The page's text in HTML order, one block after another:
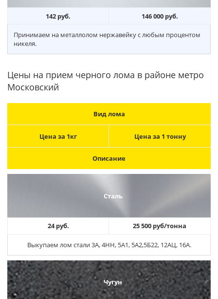
142 руб. 146 000 руб.
Принимаем на металлолом нержавейку с любым процентом
никеля.
Цены на прием черного лома в районе метро
Московский
Вид лома
Цена за 1кг Цена за 1 тонну
Описание
Сталь
24 руб. 25 500 руб/тонна
Выкупаем лом стали 3А, 4НН, 5А1, 5А2,5Б22, 12АЦ, 16А.
Чугун